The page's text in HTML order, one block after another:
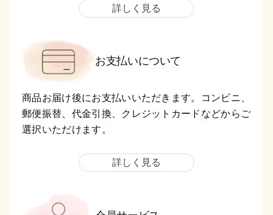
詳しく見る
お支払いについて
商品お届け後にお支払いいただきます。コンビニ、
郵便振替、代金引換、クレジットカードなどからご
選択いただけます。
詳しく見る